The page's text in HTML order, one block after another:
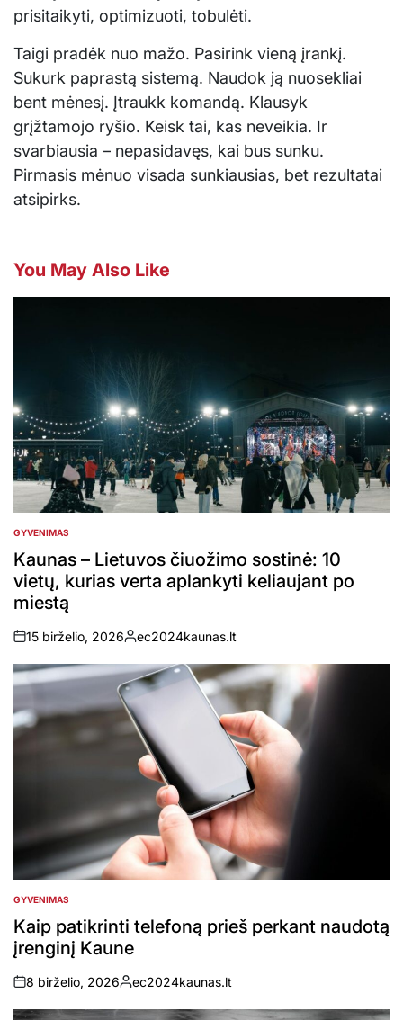
prisitaikyti, optimizuoti, tobulėti.
Taigi pradėk nuo mažo. Pasirink vieną įrankį.
Sukurk paprastą sistemą. Naudok ją nuosekliai
bent mėnesį. Įtraukk komandą. Klausyk
grįžtamojo ryšio. Keisk tai, kas neveikia. Ir
svarbiausia – nepasidavęs, kai bus sunku.
Pirmasis mėnuo visada sunkiausias, bet rezultatai
atsipirks.
You May Also Like
POSTED
IN
GYVENIMAS
Kaunas – Lietuvos čiuožimo sostinė: 10
vietų, kurias verta aplankyti keliaujant po
miestą
on
15 birželio, 2026
Posted
by
ec2024kaunas.lt
POSTED
IN
GYVENIMAS
Kaip patikrinti telefoną prieš perkant naudotą
įrenginį Kaune
on
8 birželio, 2026
Posted
by
ec2024kaunas.lt